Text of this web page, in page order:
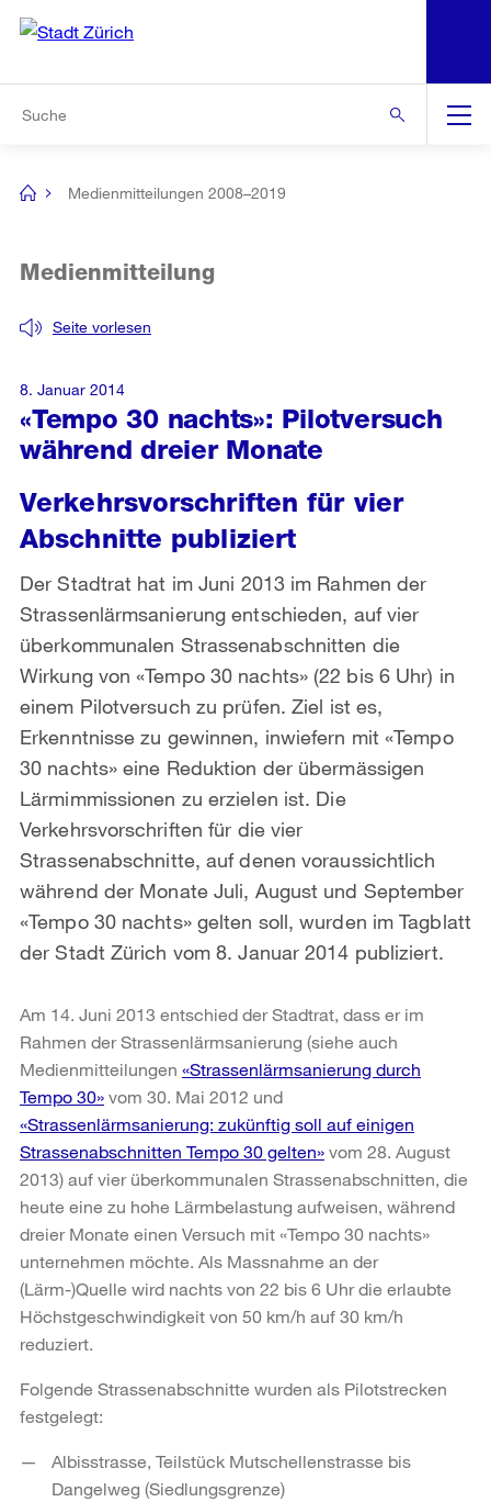
Navigation
[no
Medienmitteilungen 2008–2019
«Tempo 30 nachts»: Pilotversuch
während dreier Monate
Seite vorlesen
Medienmitteilung
Verkehrsvorschriften für vier
Abschnitte publiziert
Der Stadtrat hat im Juni 2013 im Rahmen der
Strassenlärmsanierung entschieden, auf vier
überkommunalen Strassenabschnitten die
Wirkung von «Tempo 30 nachts» (22 bis 6 Uhr) in
einem Pilotversuch zu prüfen. Ziel ist es,
Erkenntnisse zu gewinnen, inwiefern mit «Tempo
30 nachts» eine Reduktion der übermässigen
Lärmimmissionen zu erzielen ist. Die
Verkehrsvorschriften für die vier
Strassenabschnitte, auf denen voraussichtlich
während der Monate Juli, August und September
«Tempo 30 nachts» gelten soll, wurden im Tagblatt
der Stadt Zürich vom 8. Januar 2014 publiziert.
8. Januar 2014
Am 14. Juni 2013 entschied der Stadtrat, dass er im
Rahmen der Strassenlärmsanierung (siehe auch
Medienmitteilungen «Strassenlärmsanierung durch
Tempo 30» vom 30. Mai 2012 und
«Strassenlärmsanierung: zukünftig soll auf einigen
Strassenabschnitten Tempo 30 gelten» vom 28. August
2013) auf vier überkommunalen Strassenabschnitten, die
heute eine zu hohe Lärmbelastung aufweisen, während
dreier Monate einen Versuch mit «Tempo 30 nachts»
unternehmen möchte. Als Massnahme an der
(Lärm-)Quelle wird nachts von 22 bis 6 Uhr die erlaubte
Höchstgeschwindigkeit von 50 km/h auf 30 km/h
reduziert.
Folgende Strassenabschnitte wurden als Pilotstrecken
festgelegt:
Albisstrasse, Teilstück Mutschellenstrasse bis
Dangelweg (Siedlungsgrenze)